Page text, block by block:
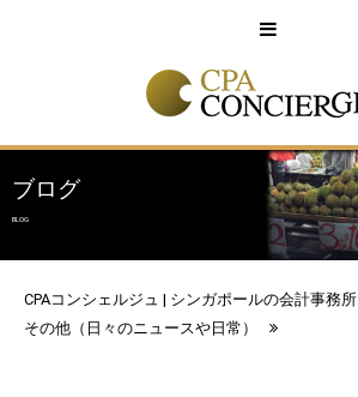
ブログ
BLOG
CPAコンシェルジュ | シンガポールの会計事務所
その他（日々のニュースや日常）